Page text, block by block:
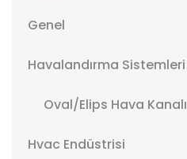
Genel
Havalandırma Sistemleri
Oval/Elips Hava Kanalı
Hvac Endüstrisi